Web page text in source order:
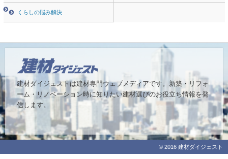
くらしの悩み解決
建材ダイジェストは建材専門ウェブメディアです。 新築・リフォ
ーム・リノベーション時に知りたい建材選びのお役立ち情報を発
信します。
© 2016 建材ダイジェスト